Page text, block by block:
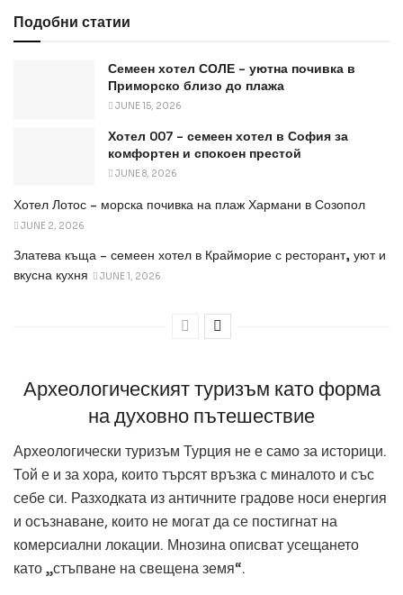
Подобни статии
Семеен хотел СОЛЕ – уютна почивка в
Приморско близо до плажа
JUNE 15, 2026
Хотел 007 – семеен хотел в София за
комфортен и спокоен престой
JUNE 8, 2026
Хотел Лотос – морска почивка на плаж Хармани в Созопол
JUNE 2, 2026
Златева къща – семеен хотел в Крайморие с ресторант, уют и
вкусна кухня
JUNE 1, 2026
Археологическият туризъм като форма
на духовно пътешествие
Археологически туризъм Турция не е само за историци.
Той е и за хора, които търсят връзка с миналото и със
себе си. Разходката из античните градове носи енергия
и осъзнаване, които не могат да се постигнат на
комерсиални локации. Мнозина описват усещането
като „стъпване на свещена земя“.